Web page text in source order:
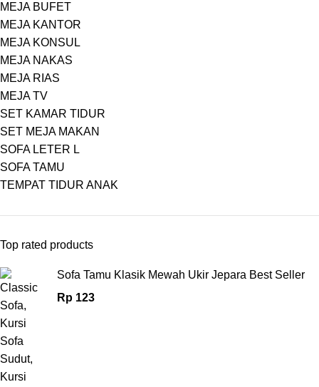
MEJA BUFET
MEJA KANTOR
MEJA KONSUL
MEJA NAKAS
MEJA RIAS
MEJA TV
SET KAMAR TIDUR
SET MEJA MAKAN
SOFA LETER L
SOFA TAMU
TEMPAT TIDUR ANAK
Top rated products
Sofa Tamu Klasik Mewah Ukir Jepara Best Seller
Rp 123